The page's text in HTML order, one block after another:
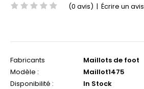
(0 avis) | Écrire un avis
Fabricants
Maillots de foot
Modèle :
Maillot1475
Disponibilité :
In Stock